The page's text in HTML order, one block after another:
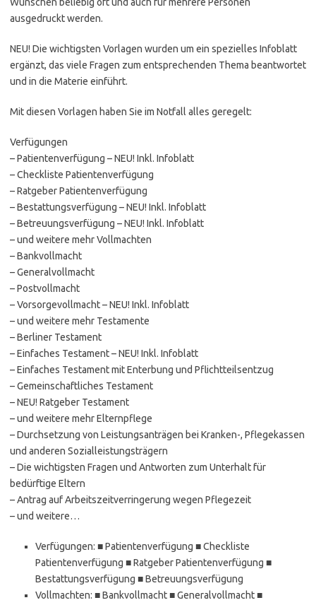
ausgedruckt werden.
NEU! Die wichtigsten Vorlagen wurden um ein spezielles Infoblatt
ergänzt, das viele Fragen zum entsprechenden Thema beantwortet
und in die Materie einführt.
Mit diesen Vorlagen haben Sie im Notfall alles geregelt:
Verfügungen
– Patientenverfügung – NEU! Inkl. Infoblatt
– Checkliste Patientenverfügung
– Ratgeber Patientenverfügung
– Bestattungsverfügung – NEU! Inkl. Infoblatt
– Betreuungsverfügung – NEU! Inkl. Infoblatt
– und weitere mehr Vollmachten
– Bankvollmacht
– Generalvollmacht
– Postvollmacht
– Vorsorgevollmacht – NEU! Inkl. Infoblatt
– und weitere mehr Testamente
– Berliner Testament
– Einfaches Testament – NEU! Inkl. Infoblatt
– Einfaches Testament mit Enterbung und Pflichtteilsentzug
– Gemeinschaftliches Testament
– NEU! Ratgeber Testament
– und weitere mehr Elternpflege
– Durchsetzung von Leistungsanträgen bei Kranken-, Pflegekassen
und anderen Sozialleistungsträgern
– Die wichtigsten Fragen und Antworten zum Unterhalt für
bedürftige Eltern
– Antrag auf Arbeitszeitverringerung wegen Pflegezeit
– und weitere…
Verfügungen: ■ Patientenverfügung ■ Checkliste
Patientenverfügung ■ Ratgeber Patientenverfügung ■
Bestattungsverfügung ■ Betreuungsverfügung
Vollmachten: ■ Bankvollmacht ■ Generalvollmacht ■